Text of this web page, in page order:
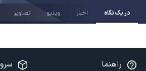
در یک نگاه اخبار ویدیو تصاویر
راهنما